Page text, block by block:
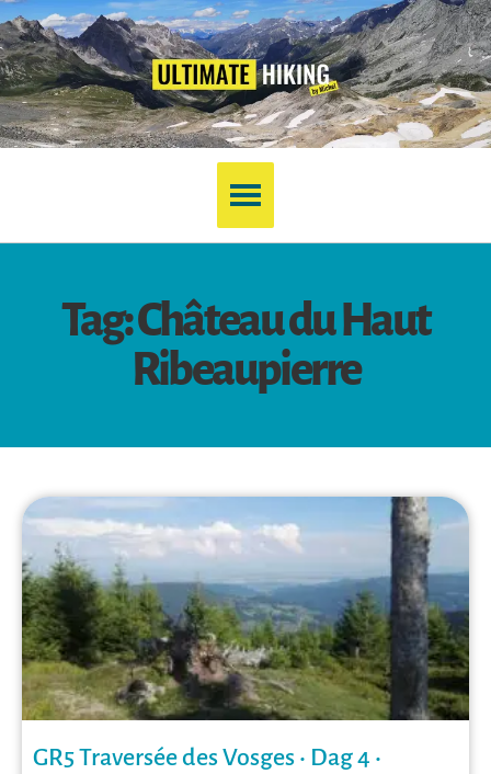
Tag: Château du Haut
Ribeaupierre
GR5 Traversée des Vosges • Dag 4 •